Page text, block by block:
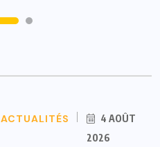
ACTUALITÉS
4 AOÛT
2026